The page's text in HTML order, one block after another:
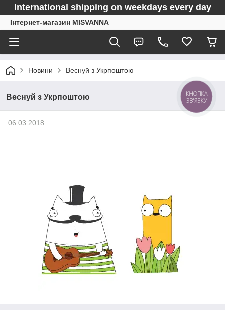
International shipping on weekdays every day
Інтернет-магазин MISVANNA
Новини Веснуй з Укрпоштою
Веснуй з Укрпоштою
06.03.2018
КНОПКА
ЗВ'ЯЗКУ